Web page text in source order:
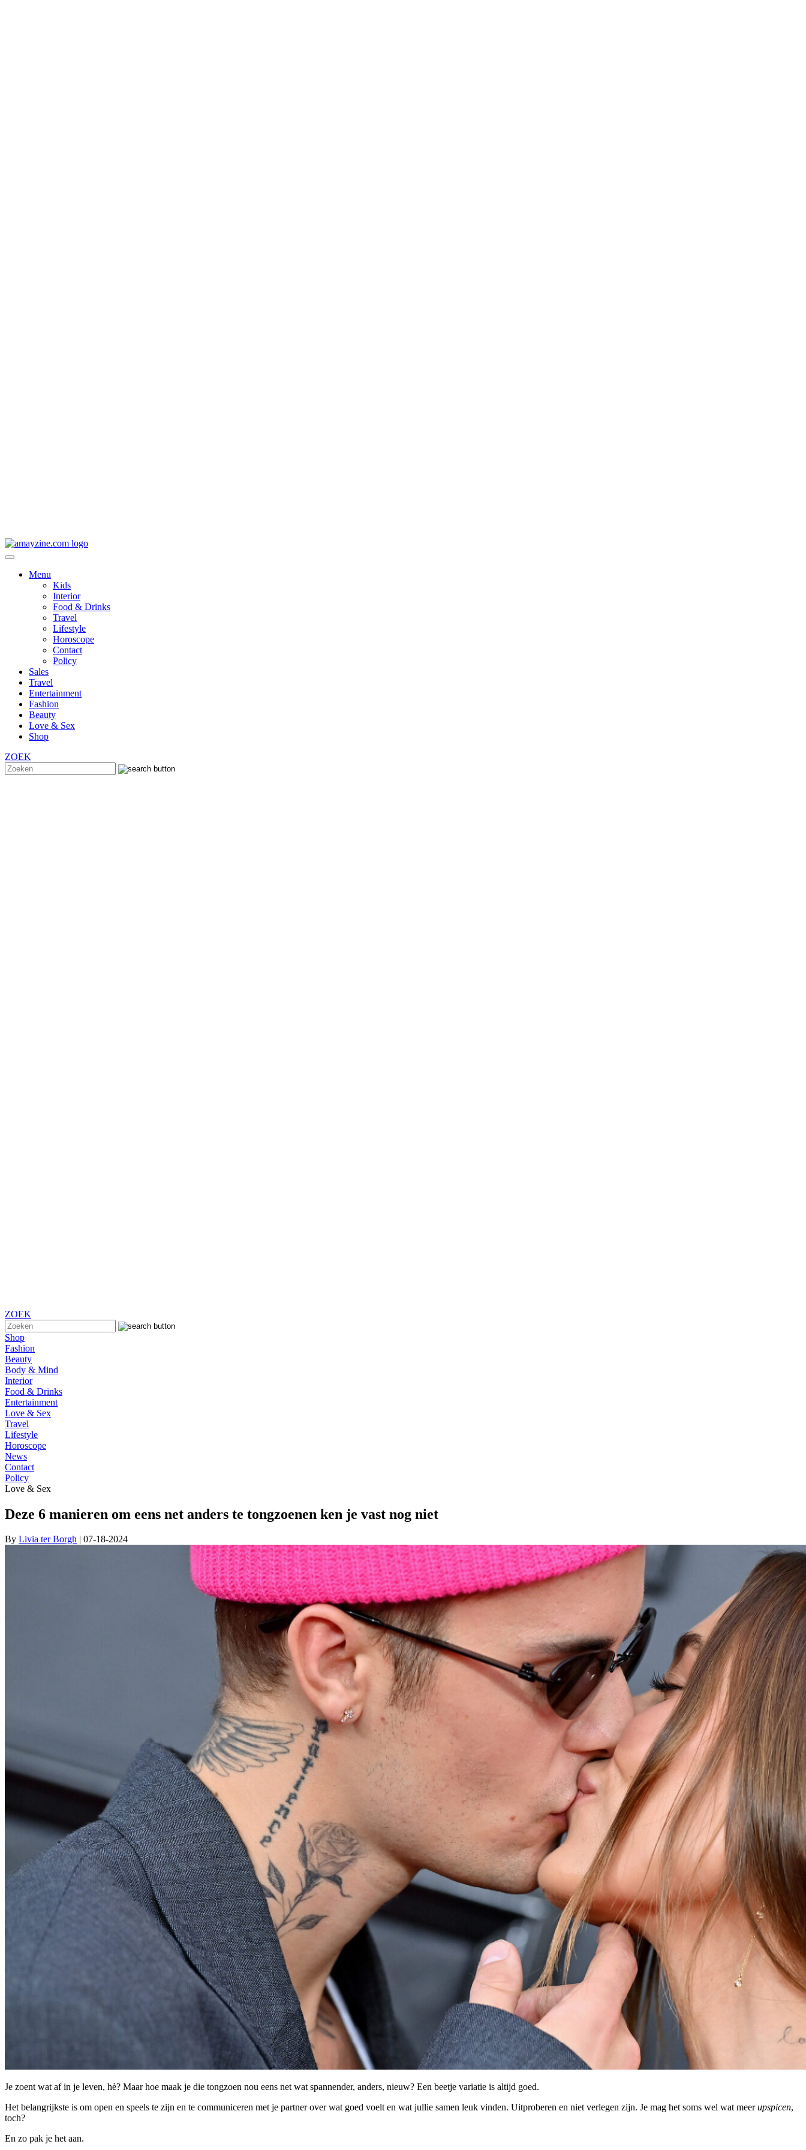
Menu
Kids
Interior
Food & Drinks
Travel
Lifestyle
Horoscope
Contact
Policy
Sales
Travel
Entertainment
Fashion
Beauty
Love & Sex
Shop
ZOEK
ZOEK
Shop
Fashion
Beauty
Body & Mind
Interior
Food & Drinks
Entertainment
Love & Sex
Travel
Lifestyle
Horoscope
News
Contact
Policy
Love & Sex
Deze 6 manieren om eens net anders te tongzoenen ken je vast nog niet
By Livia ter Borgh | 07-18-2024
Je zoent wat af in je leven, hè? Maar hoe maak je die tongzoen nou eens net wat spannender, anders, nieuw? Een beetje variatie is altijd goed.
Het belangrijkste is om open en speels te zijn en te communiceren met je partner over wat goed voelt en wat jullie samen leuk vinden. Uitproberen en niet verlegen zijn. Je mag het soms wel wat meerupspicen,
toch?
En zo pak je het aan.